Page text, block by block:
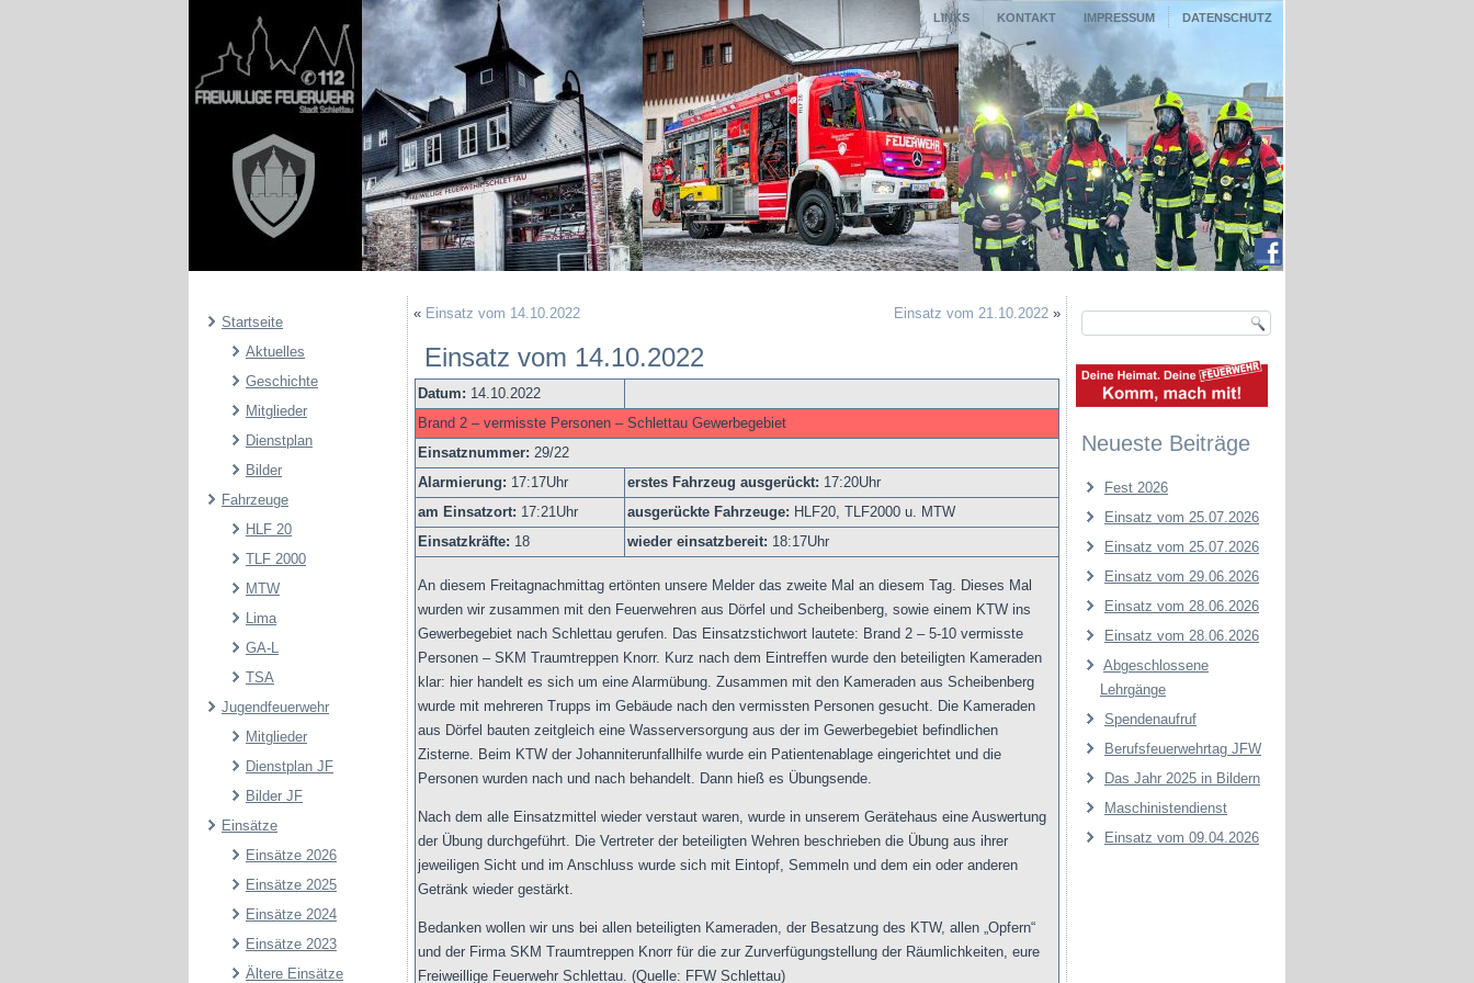
LINKS KONTAKT IMPRESSUM DATENSCHUTZ
Startseite
Aktuelles
Geschichte
Mitglieder
Dienstplan
Bilder
Fahrzeuge
HLF 20
TLF 2000
MTW
Lima
GA-L
TSA
Jugendfeuerwehr
Mitglieder
Dienstplan JF
Bilder JF
Einsätze
Einsätze 2026
Einsätze 2025
Einsätze 2024
Einsätze 2023
Ältere Einsätze
« Einsatz vom 14.10.2022 Einsatz vom 21.10.2022 »
Einsatz vom 14.10.2022
Datum: 14.10.2022
Brand 2 – vermisste Personen – Schlettau Gewerbegebiet
Einsatznummer: 29/22
Alarmierung: 17:17Uhr erstes Fahrzeug ausgerückt: 17:20Uhr
am Einsatzort: 17:21Uhr ausgerückte Fahrzeuge: HLF20, TLF2000 u. MTW
Einsatzkräfte: 18 wieder einsatzbereit: 18:17Uhr
An diesem Freitagnachmittag ertönten unsere Melder das zweite Mal an diesem Tag. Dieses Mal
wurden wir zusammen mit den Feuerwehren aus Dörfel und Scheibenberg, sowie einem KTW ins
Gewerbegebiet nach Schlettau gerufen. Das Einsatzstichwort lautete: Brand 2 – 5-10 vermisste
Personen – SKM Traumtreppen Knorr. Kurz nach dem Eintreffen wurde den beteiligten Kameraden
klar: hier handelt es sich um eine Alarmübung. Zusammen mit den Kameraden aus Scheibenberg
wurde mit mehreren Trupps im Gebäude nach den vermissten Personen gesucht. Die Kameraden
aus Dörfel bauten zeitgleich eine Wasserversorgung aus der im Gewerbegebiet befindlichen
Zisterne. Beim KTW der Johanniterunfallhilfe wurde ein Patientenablage eingerichtet und die
Personen wurden nach und nach behandelt. Dann hieß es Übungsende.
Nach dem alle Einsatzmittel wieder verstaut waren, wurde in unserem Gerätehaus eine Auswertung
der Übung durchgeführt. Die Vertreter der beteiligten Wehren beschrieben die Übung aus ihrer
jeweiligen Sicht und im Anschluss wurde sich mit Eintopf, Semmeln und dem ein oder anderen
Getränk wieder gestärkt.
Bedanken wollen wir uns bei allen beteiligten Kameraden, der Besatzung des KTW, allen „Opfern“
und der Firma SKM Traumtreppen Knorr für die zur Zurverfügungstellung der Räumlichkeiten, eure
Freiweillige Feuerwehr Schlettau. (Quelle: FFW Schlettau)
Neueste Beiträge
Fest 2026
Einsatz vom 25.07.2026
Einsatz vom 25.07.2026
Einsatz vom 29.06.2026
Einsatz vom 28.06.2026
Einsatz vom 28.06.2026
Abgeschlossene
Lehrgänge
Spendenaufruf
Berufsfeuerwehrtag JFW
Das Jahr 2025 in Bildern
Maschinistendienst
Einsatz vom 09.04.2026